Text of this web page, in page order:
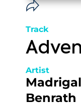
Track
Artist
Benrath